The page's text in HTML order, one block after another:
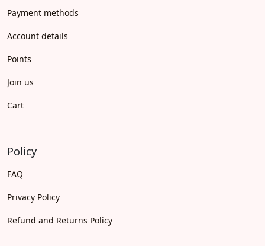
Payment methods
Account details
Points
Join us
Cart
Policy
FAQ
Privacy Policy
Refund and Returns Policy